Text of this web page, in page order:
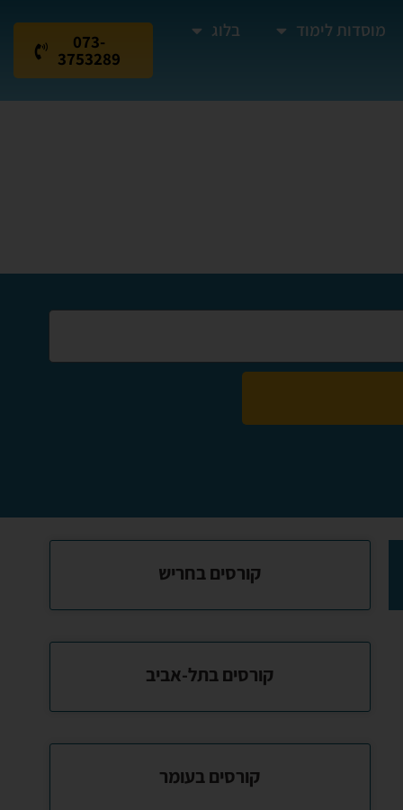
מוסדות לימוד בלוג
073-
3753289
קורסים בחריש
קורסים בתל-אביב
קורסים בעומר